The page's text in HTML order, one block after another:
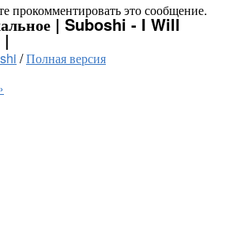
прокомментировать это сообщение.
| Suboshi - I Will
/Полная версия